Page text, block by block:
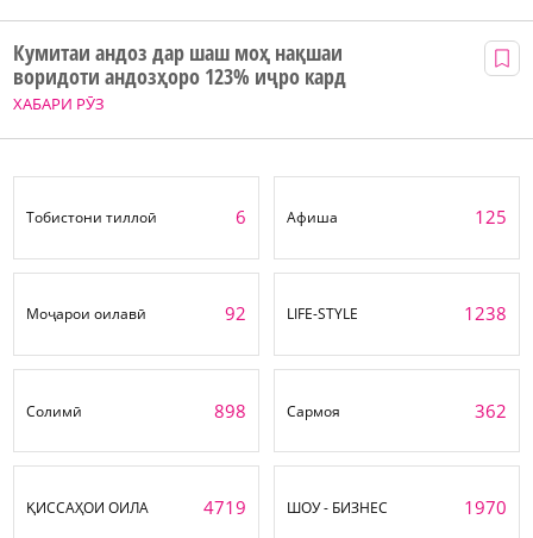
ХАБАРИ РӮЗ
Кумитаи андоз дар шаш моҳ нақшаи
воридоти андозҳоро 123% иҷро кард
Тобистони тиллоӣ 6 Афиша 125
Моҷарои оилавӣ 92 LIFE-STYLE 1238
Солимӣ 898 Сармоя 362
ҚИССАҲОИ ОИЛА 4719 ШОУ - БИЗНЕС 1970